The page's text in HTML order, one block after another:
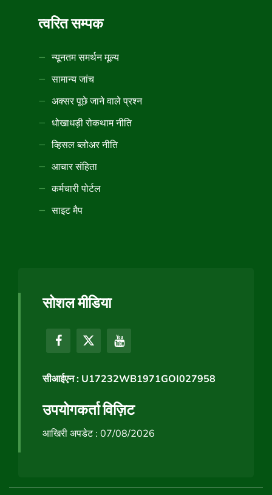
त्वरित सम्पक
न्यूनतम समर्थन मूल्य
सामान्य जांच
अक्सर पूछे जाने वाले प्रश्न
धोखाधड़ी रोकथाम नीति
व्हिसल ब्लोअर नीति
आचार संहिता
कर्मचारी पोर्टल
साइट मैप
सोशल मीडिया
सीआईएन : U17232WB1971GOI027958
उपयोगकर्ता विज़िट
आखिरी अपडेट : 07/08/2026